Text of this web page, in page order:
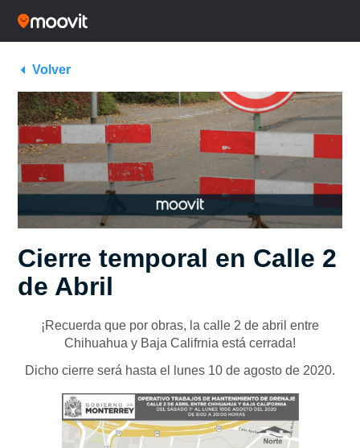
Volver
Cierre temporal en Calle 2
de Abril
¡Recuerda que por obras, la calle 2 de abril entre
Chihuahua y Baja Califrnia está cerrada!
Dicho cierre será hasta el lunes 10 de agosto de 2020.